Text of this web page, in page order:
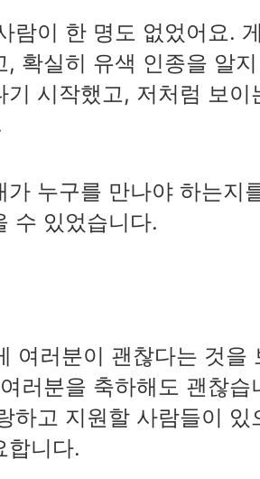
람이 한 명도 없었어요. 게
확실히 유색 인종을 알지
시작했고, 저처럼 보이
누구를 만나야 하는지
수 있었습니다.
여러분이 괜찮다는 것을
러분을 축하해도 괜찮습
하고 지원할 사람들이 있
합니다.